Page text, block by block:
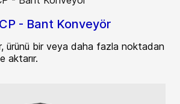
- Bant Konveyör
ürünü bir veya daha fazla noktadan
aktarır.